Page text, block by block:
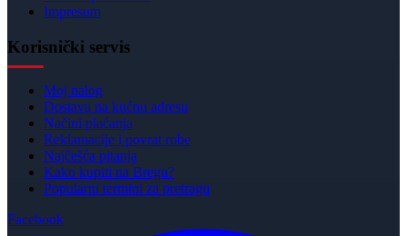
Impresum
Korisnički servis
Moj nalog
Dostava na kućnu adresu
Načini plaćanja
Reklamacije i povrat robe
Najčešća pitanja
Kako kupiti na Bregu?
Popularni termini za pretragu
Facebook